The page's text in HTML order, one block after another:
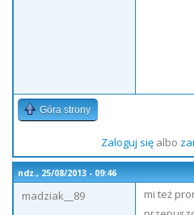
Góra strony
Zaloguj sięalbo
ndz., 25/08/2013 - 09:46
madziak__89
mi też